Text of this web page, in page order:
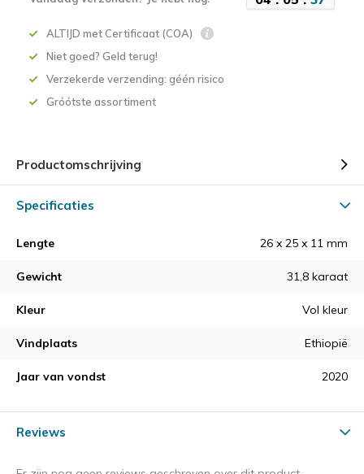
ALTIJD met Certificaat (COA)
Niet goed? Geld terug!
Verzekerde verzending: géén risico
Gróótste assortiment
Productomschrijving
Specificaties
Lengte 26 x 25 x 11 mm
Gewicht 31,8 karaat
Kleur Vol kleur
Vindplaats Ethiopië
Jaar van vondst 2020
Reviews